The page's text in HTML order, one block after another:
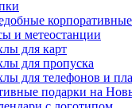
и метеостанции
для карт
для пропуска
для телефонов и
подарки на